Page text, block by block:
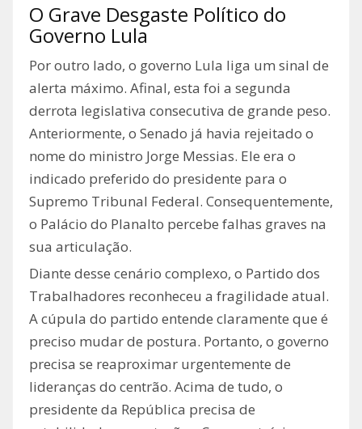
O Grave Desgaste Político do
Governo Lula
Por outro lado, o governo Lula liga um sinal de
alerta máximo. Afinal, esta foi a segunda
derrota legislativa consecutiva de grande peso.
Anteriormente, o Senado já havia rejeitado o
nome do ministro Jorge Messias. Ele era o
indicado preferido do presidente para o
Supremo Tribunal Federal. Consequentemente,
o Palácio do Planalto percebe falhas graves na
sua articulação.
Diante desse cenário complexo, o Partido dos
Trabalhadores reconheceu a fragilidade atual.
A cúpula do partido entende claramente que é
preciso mudar de postura. Portanto, o governo
precisa se reaproximar urgentemente de
lideranças do centrão. Acima de tudo, o
presidente da República precisa de